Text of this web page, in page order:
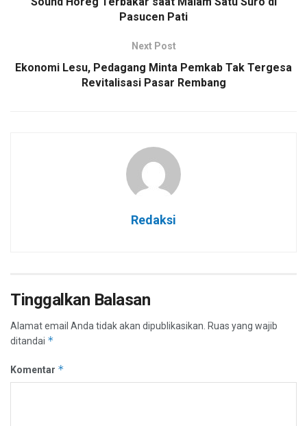
Pasucen Pati
Next Post
Ekonomi Lesu, Pedagang Minta Pemkab Tak Tergesa
Revitalisasi Pasar Rembang
Redaksi
Tinggalkan Balasan
Alamat email Anda tidak akan dipublikasikan. Ruas yang wajib
ditandai *
Komentar *